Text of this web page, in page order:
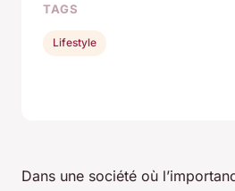
Dans une société où
TAGS
Lifestyle